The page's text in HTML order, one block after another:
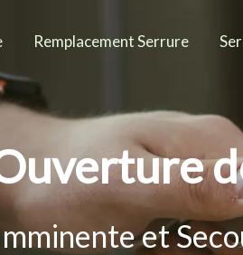
Remplacement Serrure
et